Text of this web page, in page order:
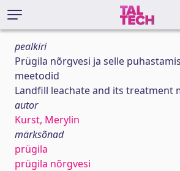
pealkiri
Prügila nõrgvesi ja selle
meetodid
Landfill leachate and its treatment
autor
Kurst, Merylin
märksõnad
prügila
prügila nõrgvesi